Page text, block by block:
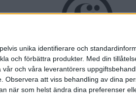
unika identifierare och
och förbättra produkter. Med din
och våra leverantörers
Observera att viss behandling av dina
när som helst ändra dina preferenser